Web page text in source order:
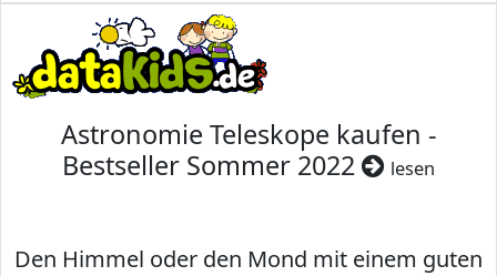
Astronomie Teleskope kaufen -
Bestseller Sommer 2022
lesen
Den Himmel oder den Mond mit einem guten